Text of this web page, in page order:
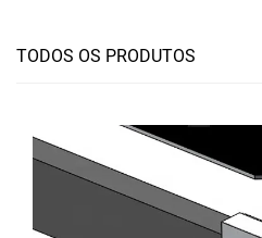
TODOS OS PRODUTOS